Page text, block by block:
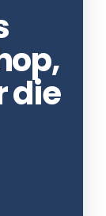
die